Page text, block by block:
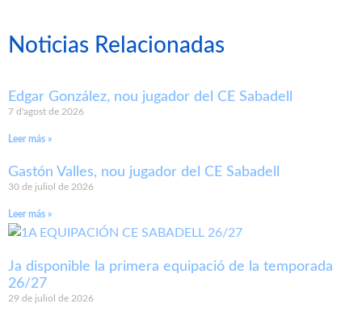
Noticias Relacionadas
Edgar González, nou jugador del CE Sabadell
7 d'agost de 2026
Leer más »
Gastón Valles, nou jugador del CE Sabadell
30 de juliol de 2026
Leer más »
Ja disponible la primera equipació de la temporada
26/27
29 de juliol de 2026